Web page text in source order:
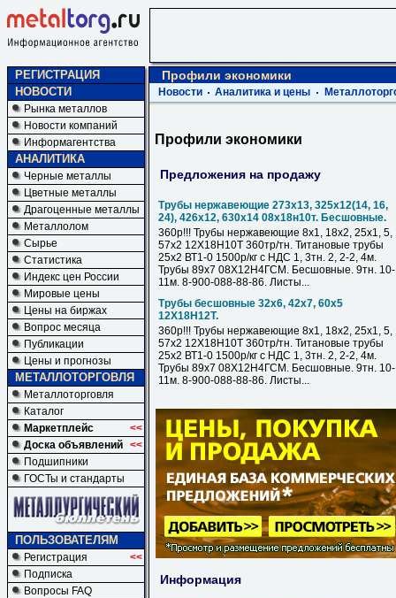
РЕГИСТРАЦИЯ
НОВОСТИ
Рынка металлов
Новости компаний
Информагентства
АНАЛИТИКА
Черные металлы
Цветные металлы
Драгоценные металлы
Металлолом
Сырье
Статистика
Индекс цен России
Мировые цены
Цены на биржах
Вопрос месяца
Публикации
Цены и прогнозы
МЕТАЛЛОТОРГОВЛЯ
Металлоторговля
Каталог
Маркетплейс
<<
Доска объявлений <<
Подшипники
ГОСТы и стандарты
ПОЛЬЗОВАТЕЛЯМ
Регистрация
<<
Подписка
Вопросы FAQ
Профили экономики
Новости Аналитика и цены
Профили экономики
Предложения на продажу
Трубы нержавеющие 273х13, 325х12(14, 16,
24), 426х12, 630х14 08х18н10т. Бесшовные.
360р!!! Трубы нержавеющие 8х1, 18х2, 25х1, 5,
57х2 12Х18Н10Т 360тр/тн. Титановые трубы
25х2 ВТ1-0 1500р/кг с НДС 1, 3тн. 2, 2-2, 4м.
Трубы 89х7 08Х12Н4ГСМ. Бесшовные. 9тн. 10-
11м. 8-900-088-88-86. Листы...
Трубы бесшовные 32х6, 42х7, 60х5
12Х18Н12Т.
360р!!! Трубы нержавеющие 8х1, 18х2, 25х1, 5,
57х2 12Х18Н10Т 360тр/тн. Титановые трубы
25х2 ВТ1-0 1500р/кг с НДС 1, 3тн. 2, 2-2, 4м.
Трубы 89х7 08Х12Н4ГСМ. Бесшовные. 9тн. 10-
11м. 8-900-088-88-86. Листы...
Информация